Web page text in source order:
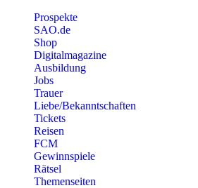
Prospekte
SAO.de
Shop
Digitalmagazine
Ausbildung
Jobs
Trauer
Liebe/Bekanntschaften
Tickets
Reisen
FCM
Gewinnspiele
Rätsel
Themenseiten